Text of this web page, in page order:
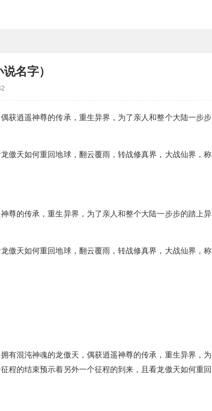
名字）
获逍遥神尊的传承，重生异界，为了亲人和整个大陆一步步
傲天如何重回地球，翻云覆雨，转战修真界，大战仙界，称
尊的传承，重生异界，为了亲人和整个大陆一步步的踏上异
傲天如何重回地球，翻云覆雨，转战修真界，大战仙界，称
有混沌神魂的龙傲天，偶获逍遥神尊的传承，重生异界，为
程的结束预示着另外一个征程的到来，且看龙傲天如何重回